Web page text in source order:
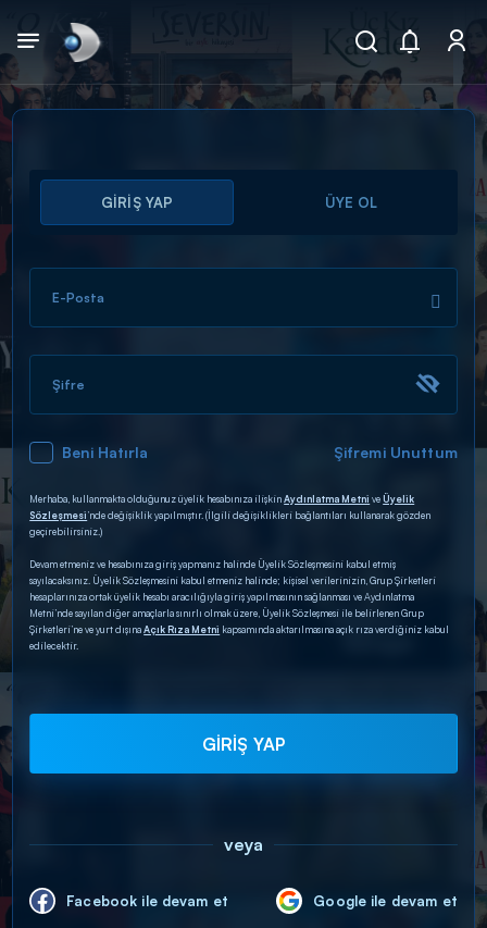
Arama
ARAMA SONUÇLARI
DİĞER SONUÇLAR
GİRİŞ YAP ÜYE OL
E-Posta
Şifre
Beni Hatırla Şifremi Unuttum
Merhaba, kullanmakta olduğunuz üyelik hesabınıza ilişkinAydınlatma Metni veÜyelik
Sözleşmesi’nde değişiklik yapılmıştır. (İlgili değişiklikleri bağlantıları kullanarak gözden
geçirebilirsiniz.)
Devam etmeniz ve hesabınıza giriş yapmanız halinde Üyelik Sözleşmesini kabul etmiş
sayılacaksınız. Üyelik Sözleşmesini kabul etmeniz halinde; kişisel verilerinizin, Grup Şirketleri
hesaplarınıza ortak üyelik hesabı aracılığıyla giriş yapılmasının sağlanması ve Aydınlatma
Metni’nde sayılan diğer amaçlarla sınırlı olmak üzere, Üyelik Sözleşmesi ile belirlenen Grup
Şirketleri’ne ve yurt dışınaAçık Rıza Metni kapsamında aktarılmasına açık rıza verdiğiniz kabul
edilecektir.
GİRİŞ YAP
veya
Facebook ile devam et Google ile devam et